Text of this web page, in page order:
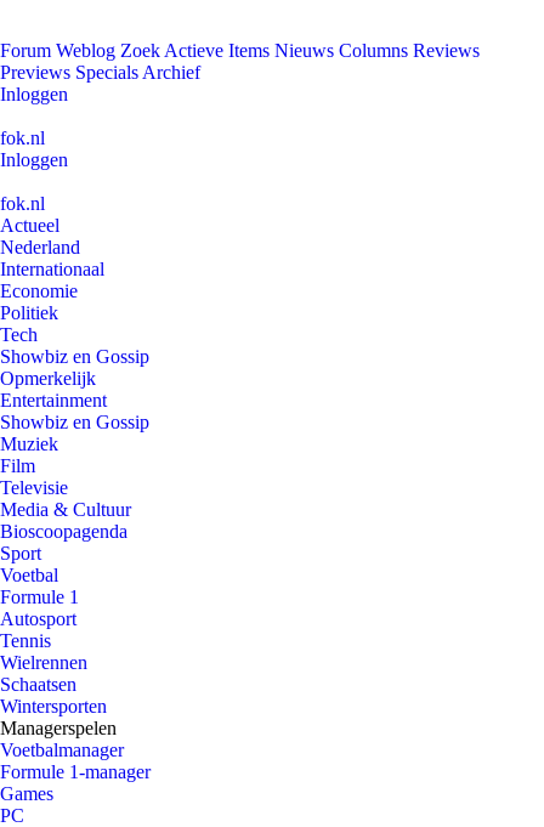
Forum Weblog Zoek Actieve Items Nieuws Columns Reviews
Previews Specials Archief
Inloggen
fok.nl
Inloggen
fok.nl
Actueel
Nederland
Internationaal
Economie
Politiek
Tech
Showbiz en Gossip
Opmerkelijk
Entertainment
Showbiz en Gossip
Muziek
Film
Televisie
Media & Cultuur
Bioscoopagenda
Sport
Voetbal
Formule 1
Autosport
Tennis
Wielrennen
Schaatsen
Wintersporten
Managerspelen
Voetbalmanager
Formule 1-manager
Games
PC